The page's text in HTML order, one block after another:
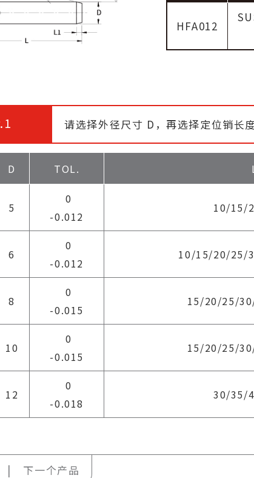
HFA012
请选择外径尺寸 D，再选择定位销长
D TOL.
5
0
-0.012
10/15/
6
0
-0.012
10/15/20/25/
8
0
-0.015
15/20/25/
10
0
-0.015
15/20/25/
12
0
-0.018
30/35/
下一个产品